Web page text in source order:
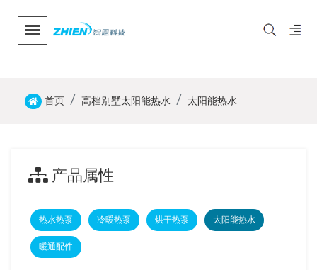
首页 高档别墅太阳能热水 太阳能热水
产品属性
热水热泵 冷暖热泵 烘干热泵 太阳能热水
暖通配件